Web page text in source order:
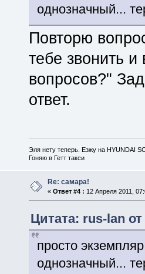
однозначный...
Повторю
тебе звонить
вопросов?"
ответ.
Эля нету теперь. Езжу на HYUNDAI
Гоняю в Гетт такси
Re: самара!
«Ответ #4 : 12 Апреля 2011,
Цитата: rus-lan
просто
однозначный...